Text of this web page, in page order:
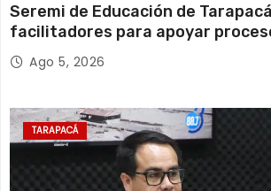
Seremi de Educación de
facilitadores para apoyar
Escolar 2027
Ago 5, 2026
TARAPACÁ